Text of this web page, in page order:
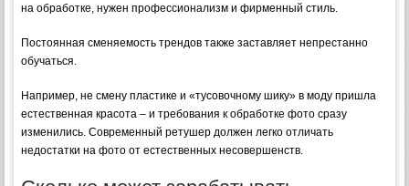
на обработке, нужен профессионализм и фирменный стиль.
Постоянная сменяемость трендов также заставляет непрестанно
обучаться.
Например, не смену пластике и «тусовочному шику» в моду пришла
естественная красота – и требования к обработке фото сразу
изменились. Современный ретушер должен легко отличать
недостатки на фото от естественных несовершенств.